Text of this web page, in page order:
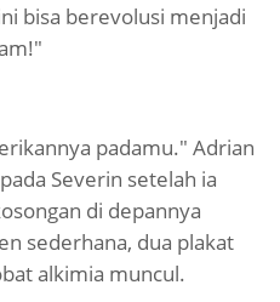
bisa berevolusi menjadi
padamu." Adrian
Severin setelah ia
di depannya
sederhana, dua plakat
alkimia muncul.